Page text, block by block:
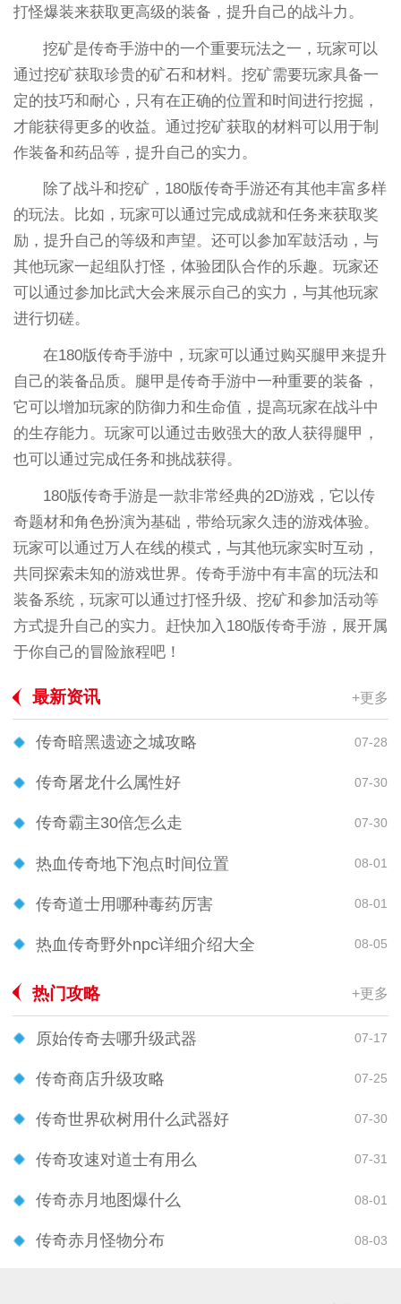
打怪爆装来获取更高级的装备，提升自己的战斗力。
挖矿是传奇手游中的一个重要玩法之一，玩家可以
通过挖矿获取珍贵的矿石和材料。挖矿需要玩家具备一
定的技巧和耐心，只有在正确的位置和时间进行挖掘，
才能获得更多的收益。通过挖矿获取的材料可以用于制
作装备和药品等，提升自己的实力。
除了战斗和挖矿，180版传奇手游还有其他丰富多样
的玩法。比如，玩家可以通过完成成就和任务来获取奖
励，提升自己的等级和声望。还可以参加军鼓活动，与
其他玩家一起组队打怪，体验团队合作的乐趣。玩家还
可以通过参加比武大会来展示自己的实力，与其他玩家
进行切磋。
在180版传奇手游中，玩家可以通过购买腿甲来提升
自己的装备品质。腿甲是传奇手游中一种重要的装备，
它可以增加玩家的防御力和生命值，提高玩家在战斗中
的生存能力。玩家可以通过击败强大的敌人获得腿甲，
也可以通过完成任务和挑战获得。
180版传奇手游是一款非常经典的2D游戏，它以传
奇题材和角色扮演为基础，带给玩家久违的游戏体验。
玩家可以通过万人在线的模式，与其他玩家实时互动，
共同探索未知的游戏世界。传奇手游中有丰富的玩法和
装备系统，玩家可以通过打怪升级、挖矿和参加活动等
方式提升自己的实力。赶快加入180版传奇手游，展开属
于你自己的冒险旅程吧！
最新资讯 +更多
传奇暗黑遗迹之城攻略 07-28
传奇屠龙什么属性好 07-30
传奇霸主30倍怎么走 07-30
热血传奇地下泡点时间位置 08-01
传奇道士用哪种毒药厉害 08-01
热血传奇野外npc详细介绍大全 08-05
热门攻略 +更多
原始传奇去哪升级武器 07-17
传奇商店升级攻略 07-25
传奇世界砍树用什么武器好 07-30
传奇攻速对道士有用么 07-31
传奇赤月地图爆什么 08-01
传奇赤月怪物分布 08-03